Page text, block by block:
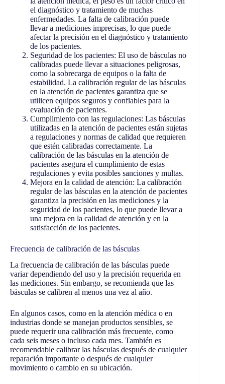
el diagnóstico y tratamiento de muchas
enfermedades. La falta de calibración puede
llevar a mediciones imprecisas, lo que puede
afectar la precisión en el diagnóstico y tratamiento
de los pacientes.
Seguridad de los pacientes: El uso de básculas no
calibradas puede llevar a situaciones peligrosas,
como la sobrecarga de equipos o la falta de
estabilidad. La calibración regular de las básculas
en la atención de pacientes garantiza que se
utilicen equipos seguros y confiables para la
evaluación de pacientes.
Cumplimiento con las regulaciones: Las básculas
utilizadas en la atención de pacientes están sujetas
a regulaciones y normas de calidad que requieren
que estén calibradas correctamente. La
calibración de las básculas en la atención de
pacientes asegura el cumplimiento de estas
regulaciones y evita posibles sanciones y multas.
Mejora en la calidad de atención: La calibración
regular de las básculas en la atención de pacientes
garantiza la precisión en las mediciones y la
seguridad de los pacientes, lo que puede llevar a
una mejora en la calidad de atención y en la
satisfacción de los pacientes.
Frecuencia de calibración de las básculas
La frecuencia de calibración de las básculas puede
variar dependiendo del uso y la precisión requerida en
las mediciones. Sin embargo, se recomienda que las
básculas se calibren al menos una vez al año.
En algunos casos, como en la atención médica o en
industrias donde se manejan productos sensibles, se
puede requerir una calibración más frecuente, como
cada seis meses o incluso cada mes. También es
recomendable calibrar las básculas después de cualquier
reparación importante o después de cualquier
movimiento o cambio en su ubicación.